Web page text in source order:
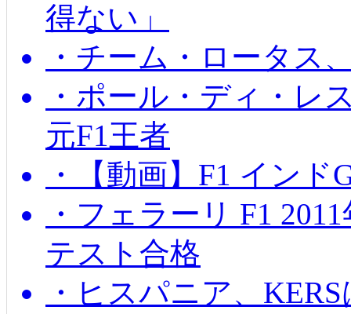
得ない」
・チーム・ロータス
・ポール・ディ・レ
元F1王者
・【動画】F1 イン
・フェラーリ F1
テスト合格
・ヒスパニア、